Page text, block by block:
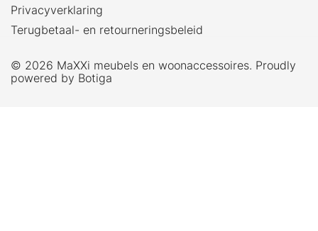
Privacyverklaring
Terugbetaal- en retourneringsbeleid
© 2026 MaXXi meubels en woonaccessoires. Proudly
powered by Botiga